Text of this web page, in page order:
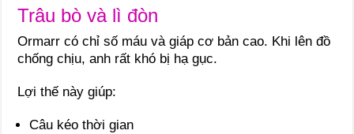
Trâu bò và lì đòn
Ormarr có chỉ số máu và giáp cơ bản cao. Khi lên đồ
chống chịu, anh rất khó bị hạ gục.
Lợi thế này giúp:
Câu kéo thời gian